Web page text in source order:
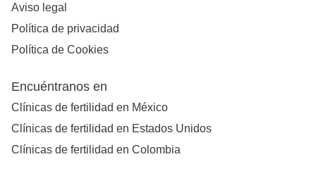
Aviso legal
Política de privacidad
Política de Cookies
Encuéntranos en
Clínicas de fertilidad en México
Clínicas de fertilidad en Estados Unidos
Clínicas de fertilidad en Colombia